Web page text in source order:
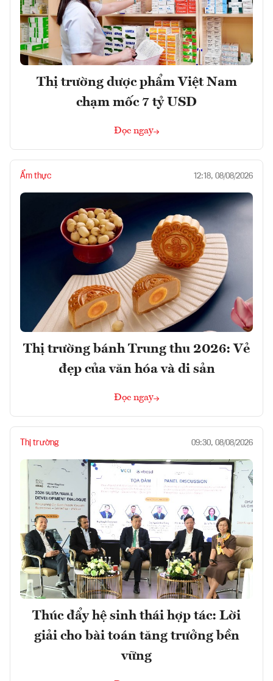
Thị trường dược phẩm Việt Nam
chạm mốc 7 tỷ USD
Đọc ngay
Ẩm thực 12:18, 08/08/2026
Thị trường bánh Trung thu 2026: Vẻ
đẹp của văn hóa và di sản
Đọc ngay
Thị trường 09:30, 08/08/2026
Thúc đẩy hệ sinh thái hợp tác: Lời
giải cho bài toán tăng trưởng bền
vững